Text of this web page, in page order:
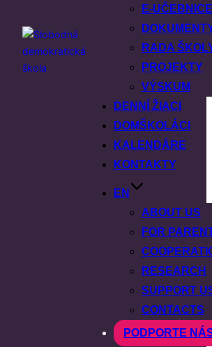
E-UČEBNICE
RADA
PROJEKTY
VÝSKUM
DENNÍ ŽIACI
DOMŠKOLÁCI
KALENDÁRE
KONTAKTY
EN
ABOUT US
FOR
RESEARCH
SUPPORT
CONTACTS
PODPORTE